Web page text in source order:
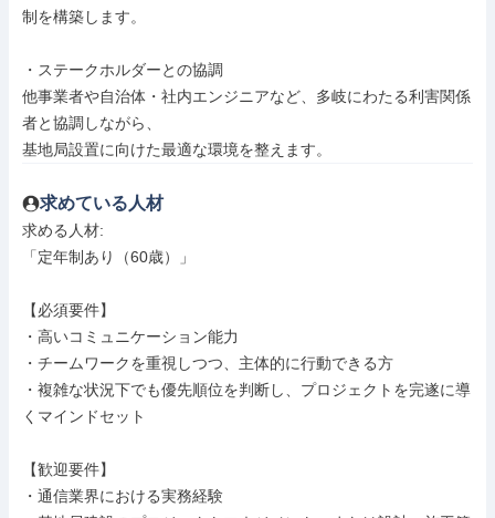
制を構築します。
・ステークホルダーとの協調
他事業者や自治体・社内エンジニアなど、多岐にわたる利害関係
者と協調しながら、
基地局設置に向けた最適な環境を整えます。
求めている人材
求める人材:
「定年制あり（60歳）」
【必須要件】
・高いコミュニケーション能力
・チームワークを重視しつつ、主体的に行動できる方
・複雑な状況下でも優先順位を判断し、プロジェクトを完遂に導
くマインドセット
【歓迎要件】
・通信業界における実務経験